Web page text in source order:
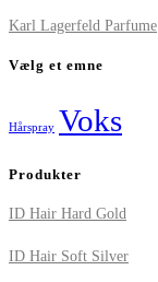
Karl Lagerfeld Parfume
Vælg et emne
Hårspray Voks
Produkter
ID Hair Hard Gold
ID Hair Soft Silver